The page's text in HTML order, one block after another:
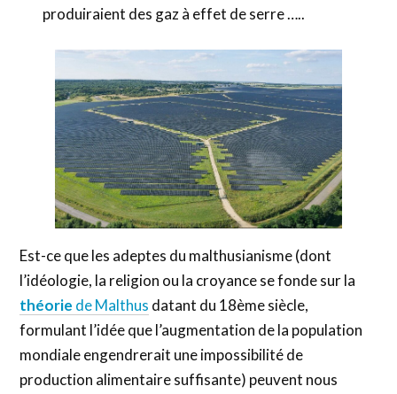
produiraient des gaz à effet de serre …..
Est-ce que les adeptes du malthusianisme (dont
l’idéologie, la religion ou la croyance se fonde sur la
théorie de Malthus datant du 18ème siècle,
formulant l’idée que l’augmentation de la population
mondiale engendrerait une impossibilité de
production alimentaire suffisante) peuvent nous